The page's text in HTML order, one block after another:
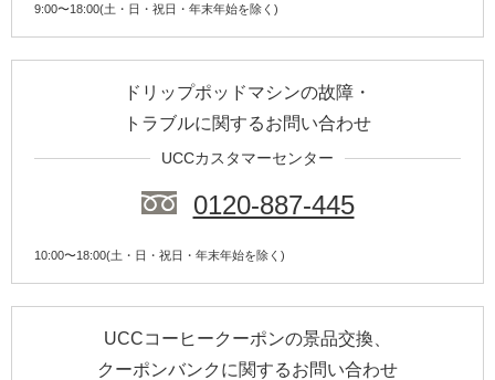
9:00〜18:00(土・日・祝日・年末年始を除く)
ドリップポッドマシンの故障・
トラブルに関するお問い合わせ
UCCカスタマーセンター
0120-887-445
10:00〜18:00(土・日・祝日・年末年始を除く)
UCCコーヒークーポンの景品交換、
クーポンバンクに関するお問い合わせ